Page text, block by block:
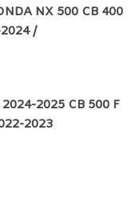
NX 500 CB 400
/
2025 CB 500 F
2023